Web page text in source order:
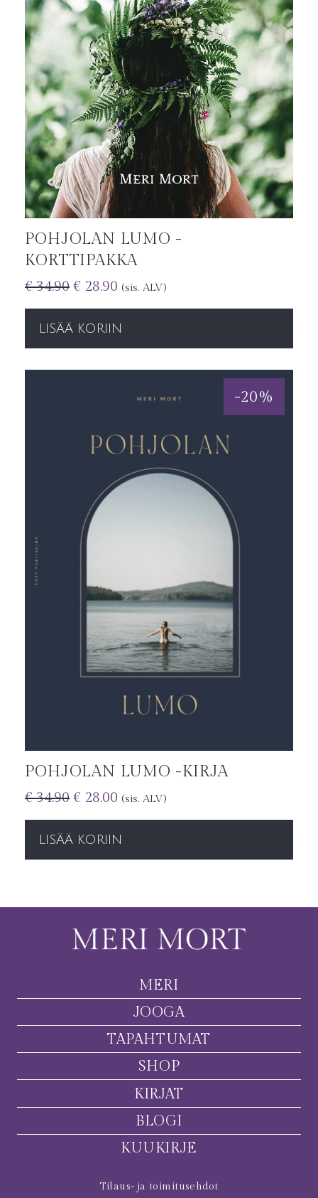
POHJOLAN LUMO -
KORTTIPAKKA
€34.90 € 28.90 (sis. ALV)
LISÄÄ KORIIN
-20%
POHJOLAN LUMO -KIRJA
€34.90 € 28.00 (sis. ALV)
LISÄÄ KORIIN
MERI
JOOGA
TAPAHTUMAT
SHOP
KIRJAT
BLOGI
KUUKIRJE
Tilaus- ja toimitusehdot